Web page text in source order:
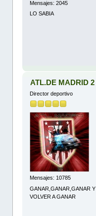
Mensajes: 2045
LO SABIA
ATL.DE MADRID 2
Director deportivo
Mensajes: 10785
GANAR,GANAR,GANAR Y
VOLVER A GANAR